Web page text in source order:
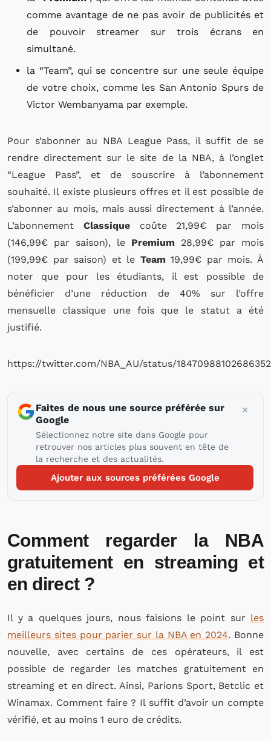
comme avantage de ne pas avoir de publicités et
de pouvoir streamer sur trois écrans en
simultané.
la “Team”, qui se concentre sur une seule équipe
de votre choix, comme les San Antonio Spurs de
Victor Wembanyama par exemple.
Pour s’abonner au NBA League Pass, il suffit de se
rendre directement sur le site de la NBA, à l’onglet
“League Pass”, et de souscrire à l’abonnement
souhaité. Il existe plusieurs offres et il est possible de
s’abonner au mois, mais aussi directement à l’année.
L’abonnement Classiquecoûte 21,99€ par mois
(146,99€ par saison), le Premium 28,99€ par mois
(199,99€ par saison) et le Team19,99€ par mois. À
noter que pour les étudiants, il est possible de
bénéficier d’une réduction de 40% sur l’offre
mensuelle classique une fois que le statut a été
justifié.
https://twitter.com/NBA_AU/status/
Faites de nous une source préférée sur
Google
Sélectionnez notre site dans Google pour
retrouver nos articles plus souvent en tête de
la recherche et des actualités.
Ajouter aux sources préférées Google
Comment regarder la NBA
gratuitement en streaming et
en direct ?
Il y a quelques jours, nous faisions le point sur les
meilleurs sites pour parier sur la NBA en 2024. Bonne
nouvelle, avec certains de ces opérateurs, il est
possible de regarder les matches gratuitement en
streaming et en direct. Ainsi, Parions Sport, Betclic et
Winamax. Comment faire ? Il suffit d’avoir un compte
vérifié, et au moins 1 euro de crédits.